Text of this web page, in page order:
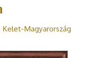
Kelet-Magyarország